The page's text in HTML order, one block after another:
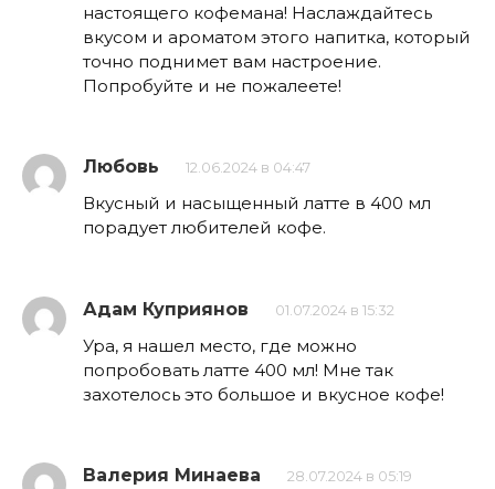
настоящего кофемана! Наслаждайтесь
вкусом и ароматом этого напитка, который
точно поднимет вам настроение.
Попробуйте и не пожалеете!
Любовь 12.06.2024 в 04:47
Вкусный и насыщенный латте в 400 мл
порадует любителей кофе.
Адам Куприянов 01.07.2024 в 15:32
Ура, я нашел место, где можно
попробовать латте 400 мл! Мне так
захотелось это большое и вкусное кофе!
Валерия Минаева 28.07.2024 в 05:19